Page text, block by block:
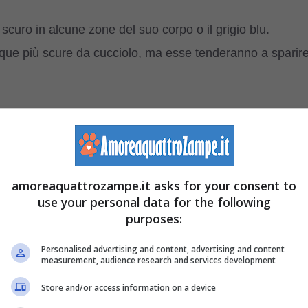
in alcune zone del suo corpo o il grigio blu.
più scure da cucciolo, ma esse tenderanno a
coda e questo sicuramente può creargli ‘ostacoli’
Terrier: quando usare la
all’incirca
amoreaquattrozampe.it asks for your consent to
use your personal data for the following
purposes:
Personalised advertising and content, advertising and content
measurement, audience research and services development
Store and/or access information on a device